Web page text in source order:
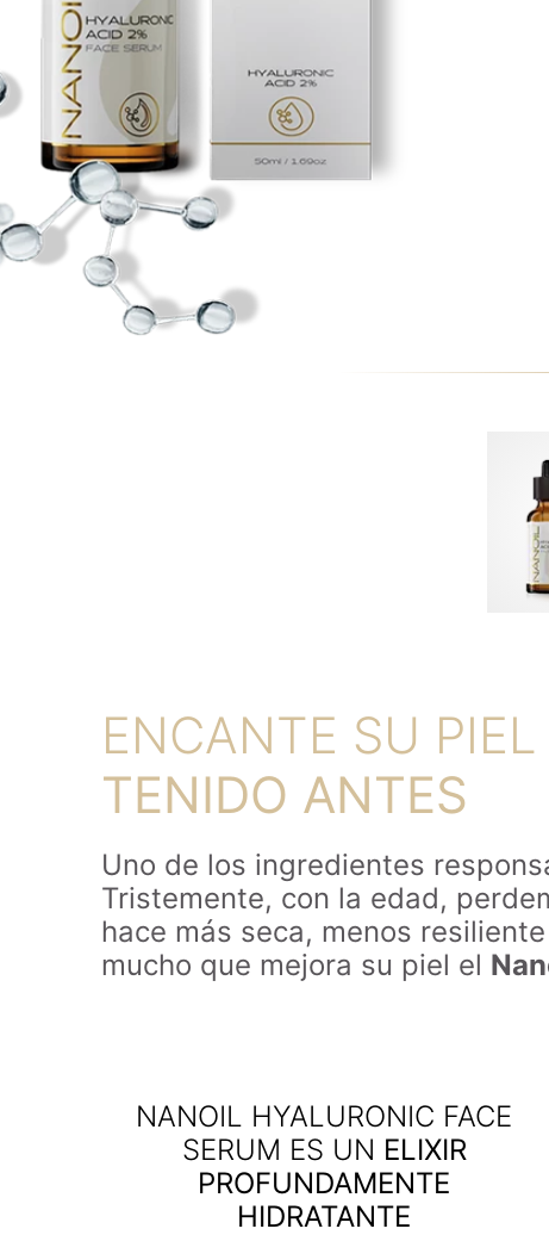
ENCANTE SU
TENIDO ANTES
Uno de los ingredientes
Tristemente, con la edad,
hace más seca, menos
mucho que mejora su piel el
NANOIL HYALURONIC FACE
SERUM ES UN ELIXIR
PROFUNDAMENTE
HIDRATANTE